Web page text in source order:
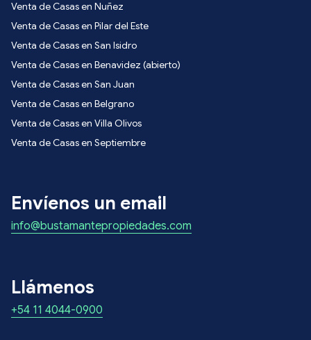
Venta de Casas en Nuñez
Venta de Casas en Pilar del Este
Venta de Casas en San Isidro
Venta de Casas en Benavidez (abierto)
Venta de Casas en San Juan
Venta de Casas en Belgrano
Venta de Casas en Villa Olivos
Venta de Casas en Septiembre
Envíenos un email
info@bustamantepropiedades.com
Llámenos
+54 11 4044-0900